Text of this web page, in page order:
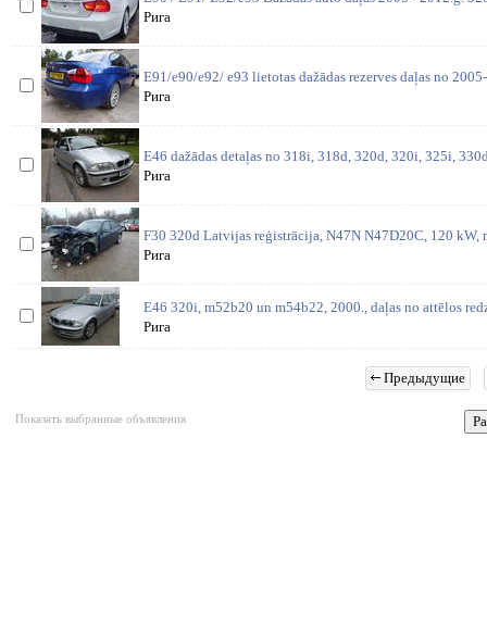
Рига
E91/e90/e92/ e93 lietotas dažādas rezerves daļas no
Рига
E46 dažādas detaļas no 318i, 318d, 320d, 320i, 325i,
Рига
F30 320d Latvijas reģistrācija, N47N N47D20C, 120 kW,
Рига
E46 320i, m52b20 un m54b22, 2000., daļas no attēlos
Рига
Предыдущие
Показать выбранные объявления